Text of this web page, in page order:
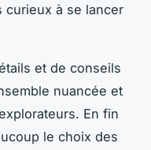
curieux à se lancer
et de conseils
nuancée et
En fin
le choix des